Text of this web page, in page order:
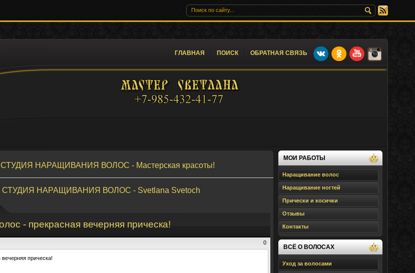
ГЛАВНАЯ ПОИСК ОБРАТНАЯ СВЯЗЬ
СТУДИЯ НАРАЩИВАНИЯ ВОЛОС - Мастерская красоты!
- СТУДИЯ НАРАЩИВАНИЯ ВОЛОС - Svetlana Svetoch
- прекрасная вечерняя прическа!
0
прическа!
МОИ РАБОТЫ
Наращивание волос
Наращивание ногтей
Прически и косички
Отзывы
Контакты
ВСЁ О ВОЛОСАХ
Уход за волосами